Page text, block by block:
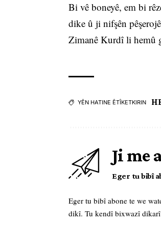
Bi vê boneyê, em bi
dike û ji nifşên
Zimanê Kurdî li hemû
YÊN HATINE ÊTÎKETKIRIN
Ji me
Eger tu bibî
Eger tu bibî abone te we
dikî. Tu kendî bixwazî